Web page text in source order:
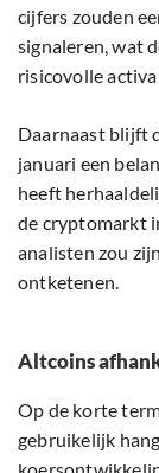
cijfers zouden
signaleren, wat
risicovolle
Daarnaast blijft
januari een
heeft
de cryptomarkt
analisten zou
ontketenen.
Altcoins
Op de korte
gebruikelijk